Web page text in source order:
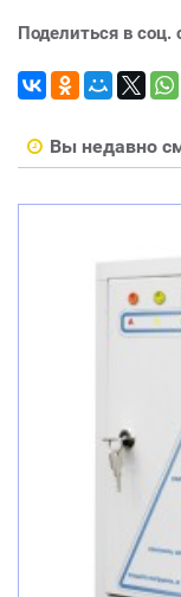
Поделиться в соц.
Вы недавно